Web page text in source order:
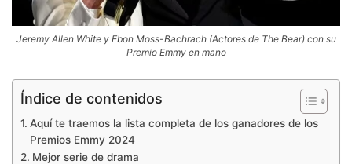
Jeremy Allen White y Ebon Moss-Bachrach (Actores de The Bear) con su
Premio Emmy en mano
Índice de contenidos
Aquí te traemos la lista completa de los ganadores de los
Premios Emmy 2024
Mejor serie de drama